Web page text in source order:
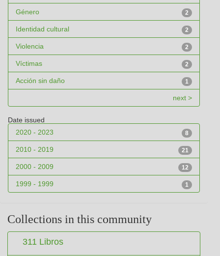
2
Género
2
Identidad cultural
2
Violencia
2
Víctimas
1
Acción sin daño
next >
Date issued
8
2020 - 2023
21
2010 - 2019
12
2000 - 2009
1
1999 - 1999
Collections in this community
311 Libros